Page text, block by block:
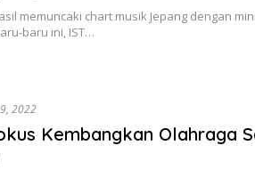
memuncaki chart musik Jepang dengan
baru ini, IST…
2022
Kembangkan Olahraga